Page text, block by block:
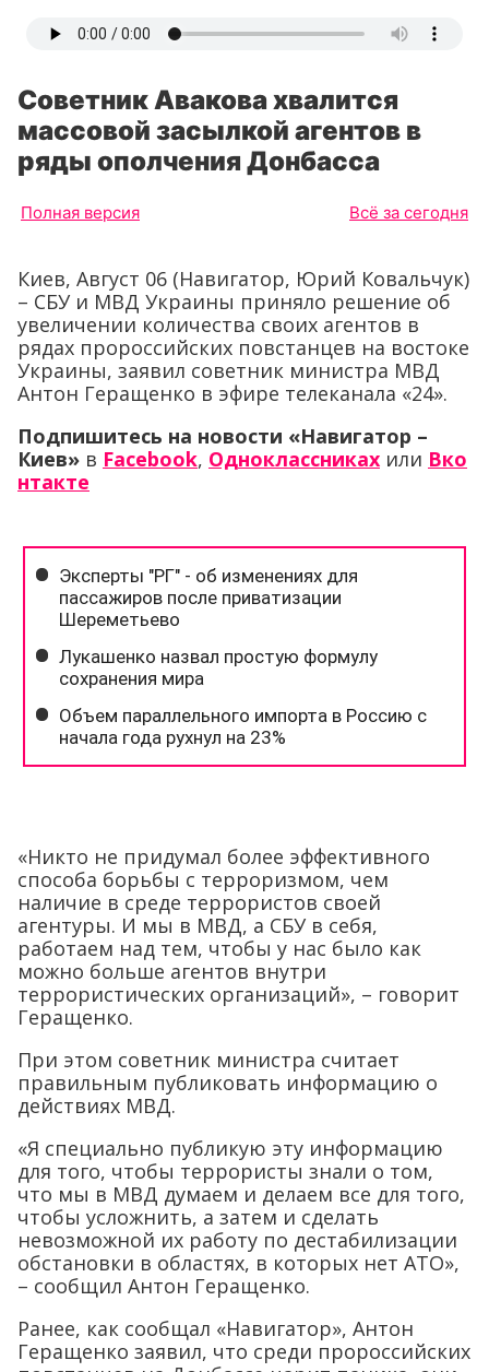
Советник Авакова хвалится
массовой засылкой агентов в
ряды ополчения Донбасса
Полная версия Всё за сегодня
Киев, Август 06 (Навигатор, Юрий Ковальчук)
– СБУ и МВД Украины приняло решение об
увеличении количества своих агентов в
рядах пророссийских повстанцев на востоке
Украины, заявил советник министра МВД
Антон Геращенко в эфире телеканала «24».
Подпишитесь на новости «Навигатор –
Киев» в Facebook, Одноклассниках или Вко
нтакте
«Никто не придумал более эффективного
способа борьбы с терроризмом, чем
наличие в среде террористов своей
агентуры. И мы в МВД, а СБУ в себя,
работаем над тем, чтобы у нас было как
можно больше агентов внутри
террористических организаций», – говорит
Геращенко.
При этом советник министра считает
правильным публиковать информацию о
действиях МВД.
«Я специально публикую эту информацию
для того, чтобы террористы знали о том,
что мы в МВД думаем и делаем все для того,
чтобы усложнить, а затем и сделать
невозможной их работу по дестабилизации
обстановки в областях, в которых нет АТО»,
– сообщил Антон Геращенко.
Ранее, как сообщал «Навигатор», Антон
Геращенко заявил, что среди пророссийских